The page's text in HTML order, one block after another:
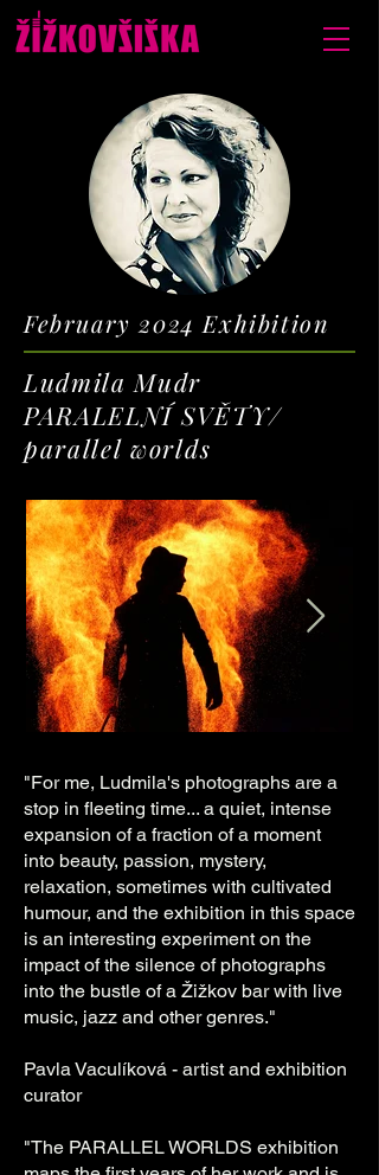
February 2024 Exhibition
Ludmila Mudr
PARALELNÍ SVĚTY/
parallel worlds
"For me, Ludmila's photographs are a
stop in fleeting time... a quiet, intense
expansion of a fraction of a moment
into beauty, passion, mystery,
relaxation, sometimes with cultivated
humour, and the exhibition in this space
is an interesting experiment on the
impact of the silence of photographs
into the bustle of a Žižkov bar with live
music, jazz and other genres."
Pavla Vaculíková - artist and exhibition
curator
"The PARALLEL WORLDS exhibition